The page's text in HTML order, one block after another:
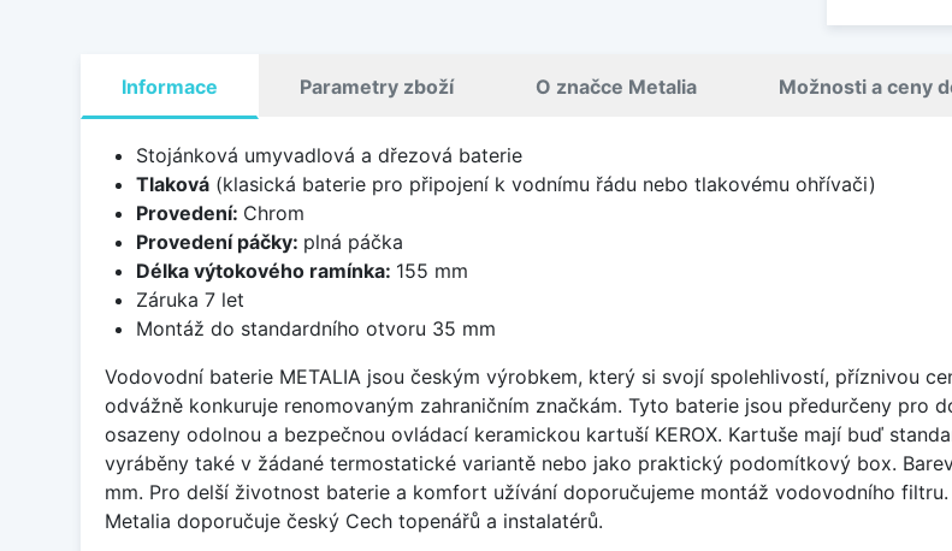
Informace Parametry zboží O značce Metalia Možnosti a ceny
Stojánková umyvadlová a dřezová baterie
Tlaková(klasická baterie pro připojení k vodnímu řádu nebo tlakovému ohřívači)
Provedení: Chrom
Provedení páčky: plná páčka
Délka výtokového ramínka: 155 mm
Záruka 7 let
Montáž do standardního otvoru 35 mm
Vodovodní baterie METALIA jsou českým výrobkem, který si svojí spolehlivostí, příznivou
odvážně konkuruje renomovaným zahraničním značkám. Tyto baterie jsou předurčeny pro
osazeny odolnou a bezpečnou ovládací keramickou kartuší KEROX. Kartuše mají buď
vyráběny také v žádané termostatické variantě nebo jako praktický podomítkový box.
mm. Pro delší životnost baterie a komfort užívání doporučujeme montáž vodovodního
Metalia doporučuje český Cech topenářů a instalatérů.